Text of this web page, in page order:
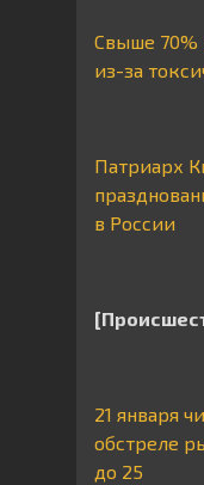
Свыше 70%
из-за
Патриарх
в России
21 января
обстреле
до 25